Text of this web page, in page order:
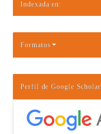
Indexada en:
Formatos
Perfil de Google Scholar